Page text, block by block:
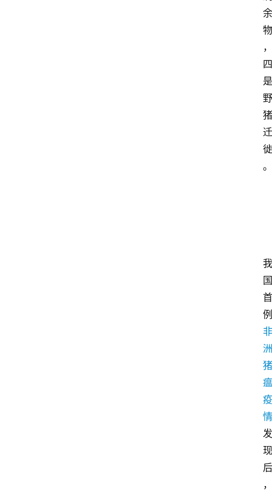
余
物
，
四
是
野
猪
迁
徙
。
我
国
首
例
非
洲
猪
瘟
疫
情
发
现
后
，